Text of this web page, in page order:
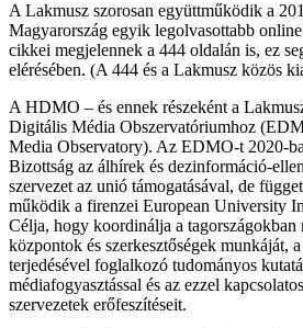
A Lakmusz szorosan együttműködik a
Magyarország egyik legolvasottabb
cikkei megjelennek a 444 oldalán is, ez
elérésében. (A 444 és a Lakmusz közös
A HDMO – és ennek részeként a
Digitális Média Obszervatóriumhoz
Media Observatory). Az EDMO-t 2020-
Bizottság az álhírek és dezinformáció-
szervezet az unió támogatásával, de
működik a firenzei European University
Célja, hogy koordinálja a
központok és szerkesztőségek munkáját,
terjedésével foglalkozó tudományos
médiafogyasztással és az ezzel
szervezetek erőfeszítéseit.